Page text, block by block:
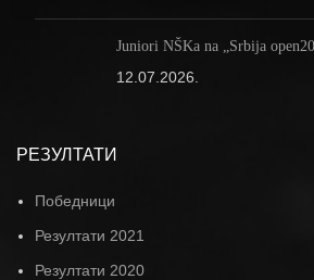
Juniori NŠKa na „Srbija
12.07.2026.
РЕЗУЛТАТИ
Победници
Резултати 2021
Резултати 2020